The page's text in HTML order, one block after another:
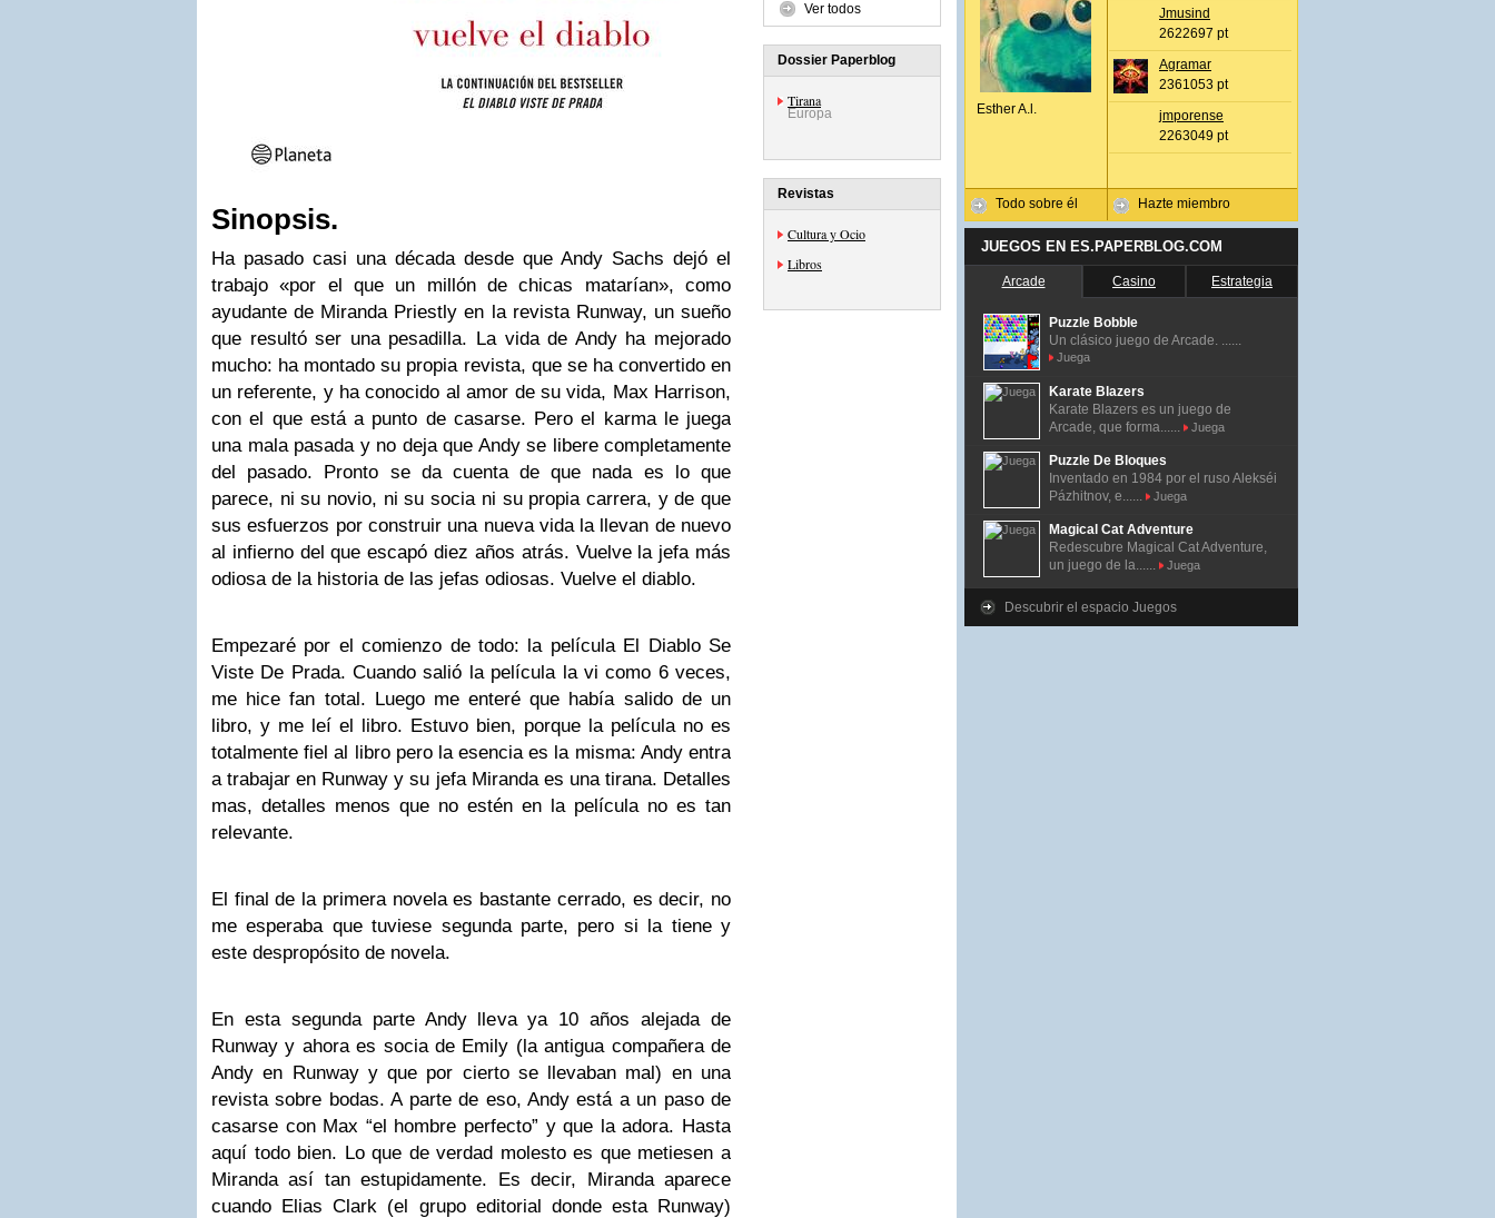
Sinopsis.
Ha pasado casi una década desde que Andy Sachs dejó el
trabajo «por el que un millón de chicas matarían», como
ayudante de Miranda Priestly en la revista Runway, un sueño
que resultó ser una pesadilla. La vida de Andy ha mejorado
mucho: ha montado su propia revista, que se ha convertido en
un referente, y ha conocido al amor de su vida, Max Harrison,
con el que está a punto de casarse. Pero el karma le juega
una mala pasada y no deja que Andy se libere completamente
del pasado. Pronto se da cuenta de que nada es lo que
parece, ni su novio, ni su socia ni su propia carrera, y de que
sus esfuerzos por construir una nueva vida la llevan de nuevo
al infierno del que escapó diez años atrás. Vuelve la jefa más
odiosa de la historia de las jefas odiosas. Vuelve el diablo.
Empezaré por el comienzo de todo: la película El Diablo Se
Viste De Prada. Cuando salió la película la vi como 6 veces,
me hice fan total. Luego me enteré que había salido de un
libro, y me leí el libro. Estuvo bien, porque la película no es
totalmente fiel al libro pero la esencia es la misma: Andy entra
a trabajar en Runway y su jefa Miranda es una tirana. Detalles
mas, detalles menos que no estén en la película no es tan
relevante.
El final de la primera novela es bastante cerrado, es decir, no
me esperaba que tuviese segunda parte, pero si la tiene y
este despropósito de novela.
En esta segunda parte Andy lleva ya 10 años alejada de
Runway y ahora es socia de Emily (la antigua compañera de
Andy en Runway y que por cierto se llevaban mal) en una
revista sobre bodas. A parte de eso, Andy está a un paso de
casarse con Max “el hombre perfecto” y que la adora. Hasta
aquí todo bien. Lo que de verdad molesto es que metiesen a
Miranda así tan estupidamente. Es decir, Miranda aparece
cuando Elias Clark (el grupo editorial donde esta Runway)
Ver todos
Dossier Paperblog
Tirana
Europa
Revistas
Cultura y Ocio
Libros
Esther A.l.
Todo sobre él
Jmusind
2622697 pt
Agramar
2361053 pt
jmporense
2263049 pt
Hazte miembro
JUEGOS EN ES.PAPERBLOG.COM
Arcade Casino Estrategia
Puzzle Bobble
Un clásico juego de Arcade. ......
Juega
Karate Blazers
Karate Blazers es un juego de
Arcade, que forma......
Juega
Puzzle De Bloques
Inventado en 1984 por el ruso Alekséi
Pázhitnov, e......
Juega
Magical Cat Adventure
Redescubre Magical Cat Adventure,
un juego de la......
Juega
Descubrir el espacio Juegos